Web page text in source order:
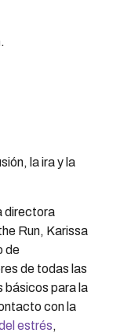
la ira y la
directora
Run, Karissa
de
de todas las
básicos para la
con la
estrés,